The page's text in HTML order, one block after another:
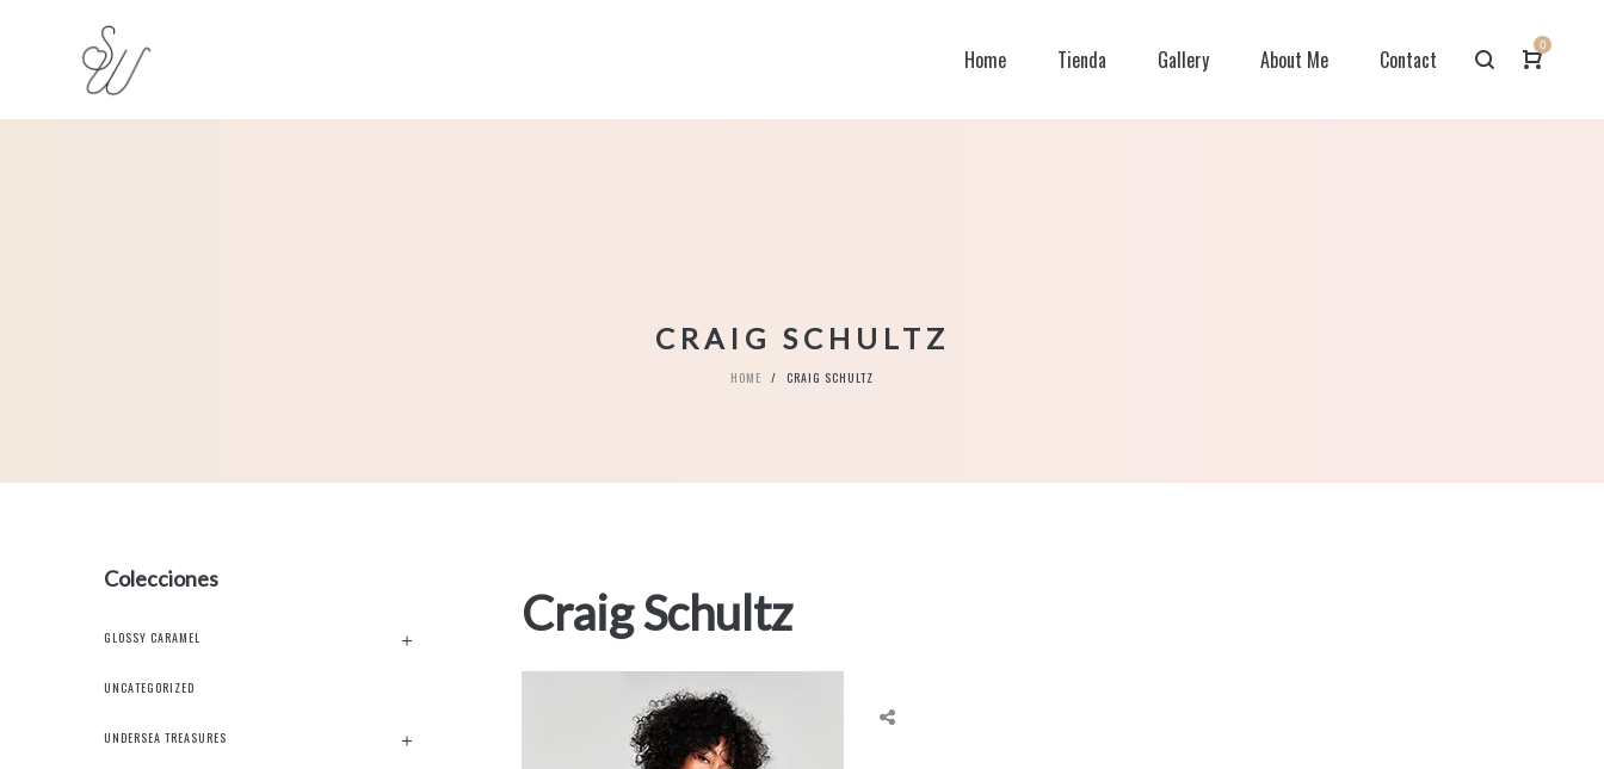
0
Home Tienda Gallery About Me Contact
CRAIG SCHULTZ
HOME / CRAIG SCHULTZ
Craig Schultz
Colecciones
GLOSSY CARAMEL
UNCATEGORIZED
UNDERSEA TREASURES